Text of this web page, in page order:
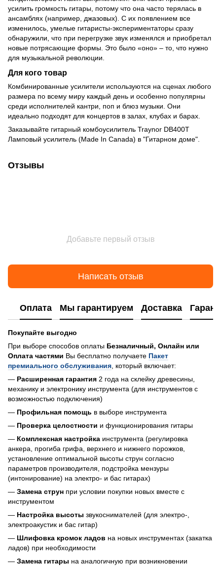
усилить громкость гитары, потому что она часто терялась в
ансамблях (например, джазовых). С их появлением все
изменилось, умелые гитаристы-экспериментаторы сразу
обнаружили, что при перегрузке звук изменялся и приобретал
новые потрясающие формы. Это было «оно» – то, что нужно
для музыкальной революции.
Для кого товар
Комбинированные усилители используются на сценах любого
размера по всему миру каждый день и особенно популярны
среди исполнителей кантри, поп и блюз музыки. Они
идеально подходят для концертов в залах, клубах и барах.
Заказывайте гитарный комбоусилитель Traynor DB400T
Ламповый усилитель (Made In Canada) в "Гитарном доме".
Отзывы
Добавьте первый отзыв
Написать отзыв
Оплата Мы гарантируем Доставка
Покупайте выгодно
При выборе способов оплаты Безналичный, Онлайн или
Оплата частями Вы бесплатно получаете Пакет
премиального обслуживания, который включает:
— Расширенная гарантия 2 года на склейку древесины,
механику и электронику инструмента (для инструментов с
возможностью подключения)
— Профильная помощь в выборе инструмента
— Проверка целостности и функционирования гитары
— Комплексная настройка инструмента (регулировка
анкера, прогиба грифа, верхнего и нижнего порожков,
установление оптимальной высоты струн согласно
параметров производителя, подстройка мензуры
(интонирование) на электро- и бас гитарах)
— Замена струн при условии покупки новых вместе с
инструментом
— Настройка высоты звукоснимателей (для электро-,
электроакустик и бас гитар)
— Шлифовка кромок ладов на новых инструментах (закатка
ладов) при необходимости
— Замена гитары на аналогичную при возникновении